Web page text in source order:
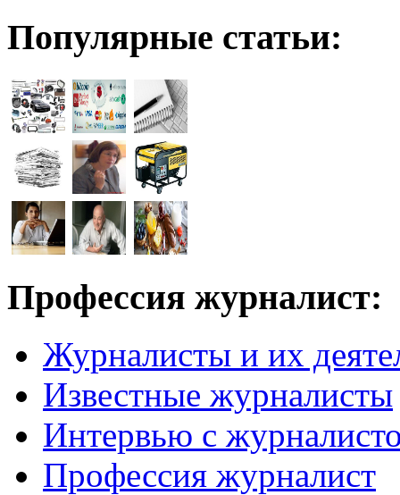
Популярные статьи:
Профессия журналист:
Журналисты и их
Известные журналисты
Интервью с
Профессия журналист